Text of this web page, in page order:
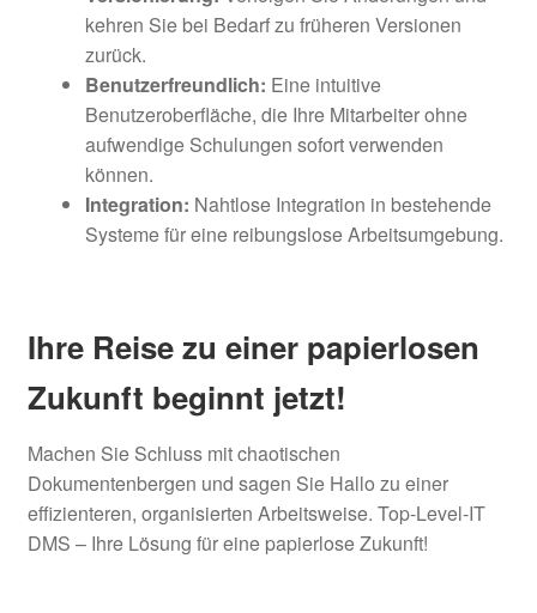
kehren Sie bei Bedarf zu früheren Versionen
zurück.
Benutzerfreundlich: Eine intuitive
Benutzeroberfläche, die Ihre Mitarbeiter ohne
aufwendige Schulungen sofort verwenden
können.
Integration: Nahtlose Integration in bestehende
Systeme für eine reibungslose Arbeitsumgebung.
Ihre Reise zu einer papierlosen
Zukunft beginnt jetzt!
Machen Sie Schluss mit chaotischen
Dokumentenbergen und sagen Sie Hallo zu einer
effizienteren, organisierten Arbeitsweise. Top-Level-IT
DMS – Ihre Lösung für eine papierlose Zukunft!